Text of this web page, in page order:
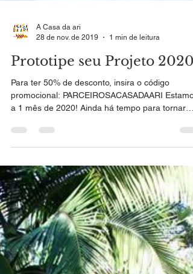
A Casa da ari
28 de nov. de 2019
1 min de leitura
Prototipe seu Projeto 2020!
Para ter 50% de desconto, insira o código
2019 um...